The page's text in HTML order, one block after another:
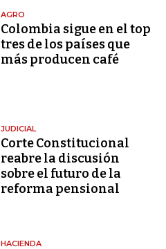
AGRO
Colombia sigue en el top
tres de los países que
más producen café
JUDICIAL
Corte Constitucional
reabre la discusión
sobre el futuro de la
reforma pensional
HACIENDA